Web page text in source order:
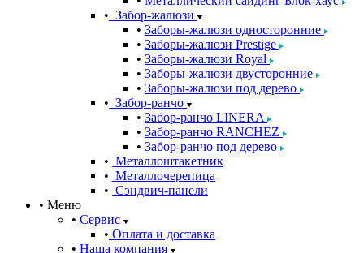
Забор-жалюзи
Заборы-жалюзи односторонние
Заборы-жалюзи Prestige
Заборы-жалюзи Royal
Заборы-жалюзи двусторонние
Заборы-жалюзи под дерево
Забор-ранчо
Забор-ранчо LINERA
Забор-ранчо RANCHEZ
Забор-ранчо под дерево
Металлоштакетник
Металлочерепица
Сэндвич-панели
Меню
Сервис
Оплата и доставка
Наша компания